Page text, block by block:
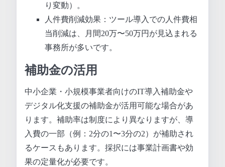
り変動）。
人件費削減効果：ツール導入での人件費相
当削減は、月間20万〜50万円が見込まれる
事務所が多いです。
補助金の活用
中小企業・小規模事業者向けのIT導入補助金や
デジタル化支援の補助金が活用可能な場合があ
ります。補助率は制度により異なりますが、導
入費の一部（例：2分の1〜3分の2）が補助され
るケースもあります。採択には事業計画書や効
果の定量化が必要です。